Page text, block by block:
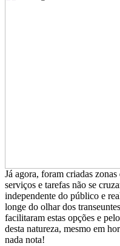
Já agora, foram criadas
serviços e tarefas não se
independente do público e
longe do olhar dos
facilitaram estas opções e
desta natureza, mesmo em
nada nota!